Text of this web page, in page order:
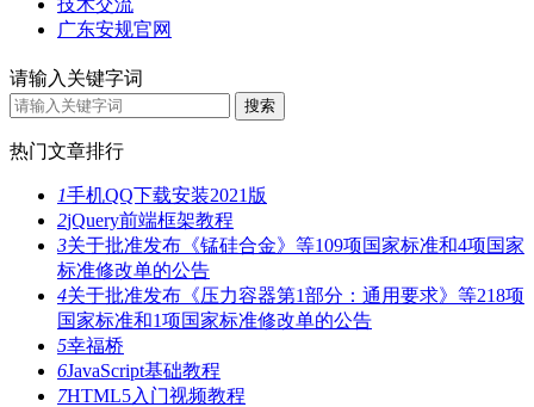
广东安规官网
请输入关键字词
热门文章排行
1手机QQ下载安装2021版
2jQuery前端框架教程
3关于批准发布《锰硅合金》等109项国家标准和4项国家
标准修改单的公告
4关于批准发布《压力容器第1部分：通用要求》等218项
国家标准和1项国家标准修改单的公告
5幸福桥
6JavaScript基础教程
7HTML5入门视频教程